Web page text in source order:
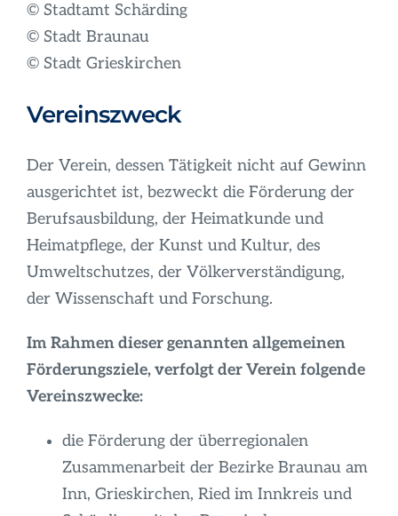
© Stadtamt Schärding
© Stadt Braunau
© Stadt Grieskirchen
Vereinszweck
Der Verein, dessen Tätigkeit nicht auf Gewinn
ausgerichtet ist, bezweckt die Förderung der
Berufsausbildung, der Heimatkunde und
Heimatpflege, der Kunst und Kultur, des
Umweltschutzes, der Völkerverständigung,
der Wissenschaft und Forschung.
Im Rahmen dieser genannten allgemeinen
Förderungsziele, verfolgt der Verein folgende
Vereinszwecke:
die Förderung der überregionalen
Zusammenarbeit der Bezirke Braunau am
Inn, Grieskirchen, Ried im Innkreis und